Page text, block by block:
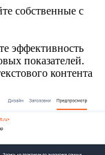
собственные с
эффективность
показателей.
контента